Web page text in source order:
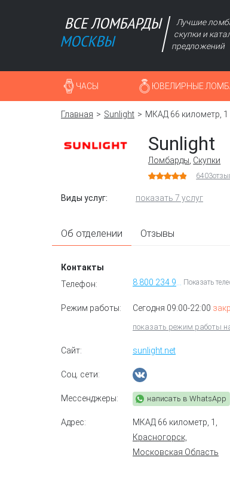
Лучшие
скупки и
предложений
ЧАСЫ ЮВЕЛИРНЫЕ
Главная Sunlight МКАД 66 километр, 1
Sunlight
Ломбарды Скупки
6403
Виды услуг: показать 7 услуг
Об отделении Отзывы
Контакты
Телефон:
Показать
Режим работы: Сегодня 09:00-22:00
показать режим работы
Сайт: sunlight.net
Соц. сети:
Мессенджеры: написать в WhatsApp
Адрес: МКАД 66 километр, 1
Красногорск,
Московская Область